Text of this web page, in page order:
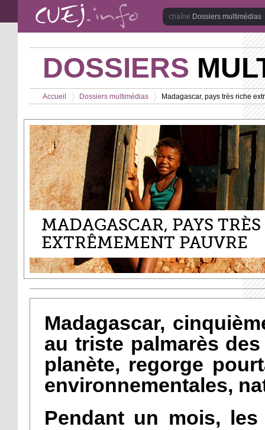
Aller au contenu principal
Dossiers multimédias
DOSSIERS
Vous êtes ici
Accueil
>
Dossiers multimédias
>
Madagascar, pays très riche
MADAGASCAR, PAYS
EXTRÊMEMENT PAUVRE
Madagascar,
au triste palmarès
planète, regorge
environnementales,
Pendant un mois,